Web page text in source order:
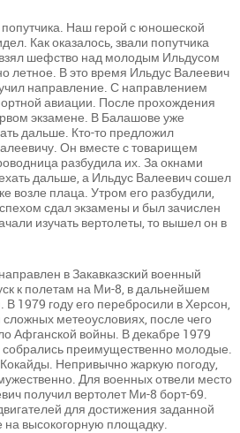
Наш герой с юношеской
Как оказалось, звали попутчика
взял шефство над молодым Ильдусом
летное. В это время Ильдус Валеевич
направление. С направлением
авиации. После прохождения
экзамене. В Балашове уже
дальше. Кто-то предложил
Он вместе с товарищем
разбудила их. За окнами
дальше, а Ильдус Валеевич сошел
возле плаца. Утром его разбудили,
сдал экзамены и был зачислен
изучать вертолеты, то вышел он в
в Закавказский военный
к полетам на Ми-8, в дальнейшем
1979 году его перебросили в Херсон,
метеоусловиях, после чего
Афганской войны. В декабре 1979
собрались преимущественно молодые.
Непривычно жаркую погоду,
Для военных отвели место
получил вертолет Ми-8 борт-69.
для достижения заданной
на высокогорную площадку.